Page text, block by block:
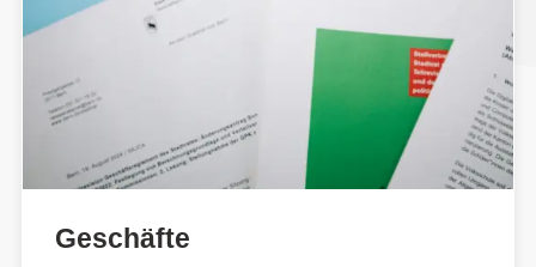
Geschäfte